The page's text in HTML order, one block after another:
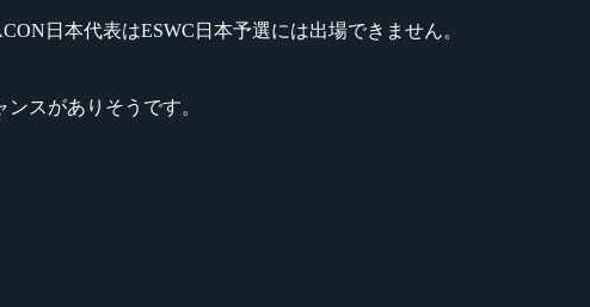
日本代表はESWC日本予選には出場できません。
スがありそうです。